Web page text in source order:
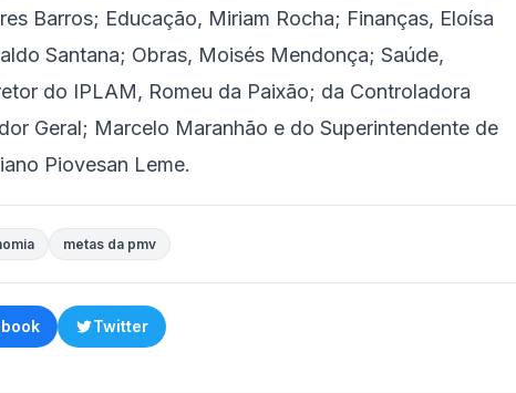
Barros; Educação, Miriam Rocha; Finanças, Eloísa
Santana; Obras, Moisés Mendonça; Saúde,
do IPLAM, Romeu da Paixão; da Controladora
Geral; Marcelo Maranhão e do Superintendente de
Piovesan Leme.
metas da pmv
Twitter